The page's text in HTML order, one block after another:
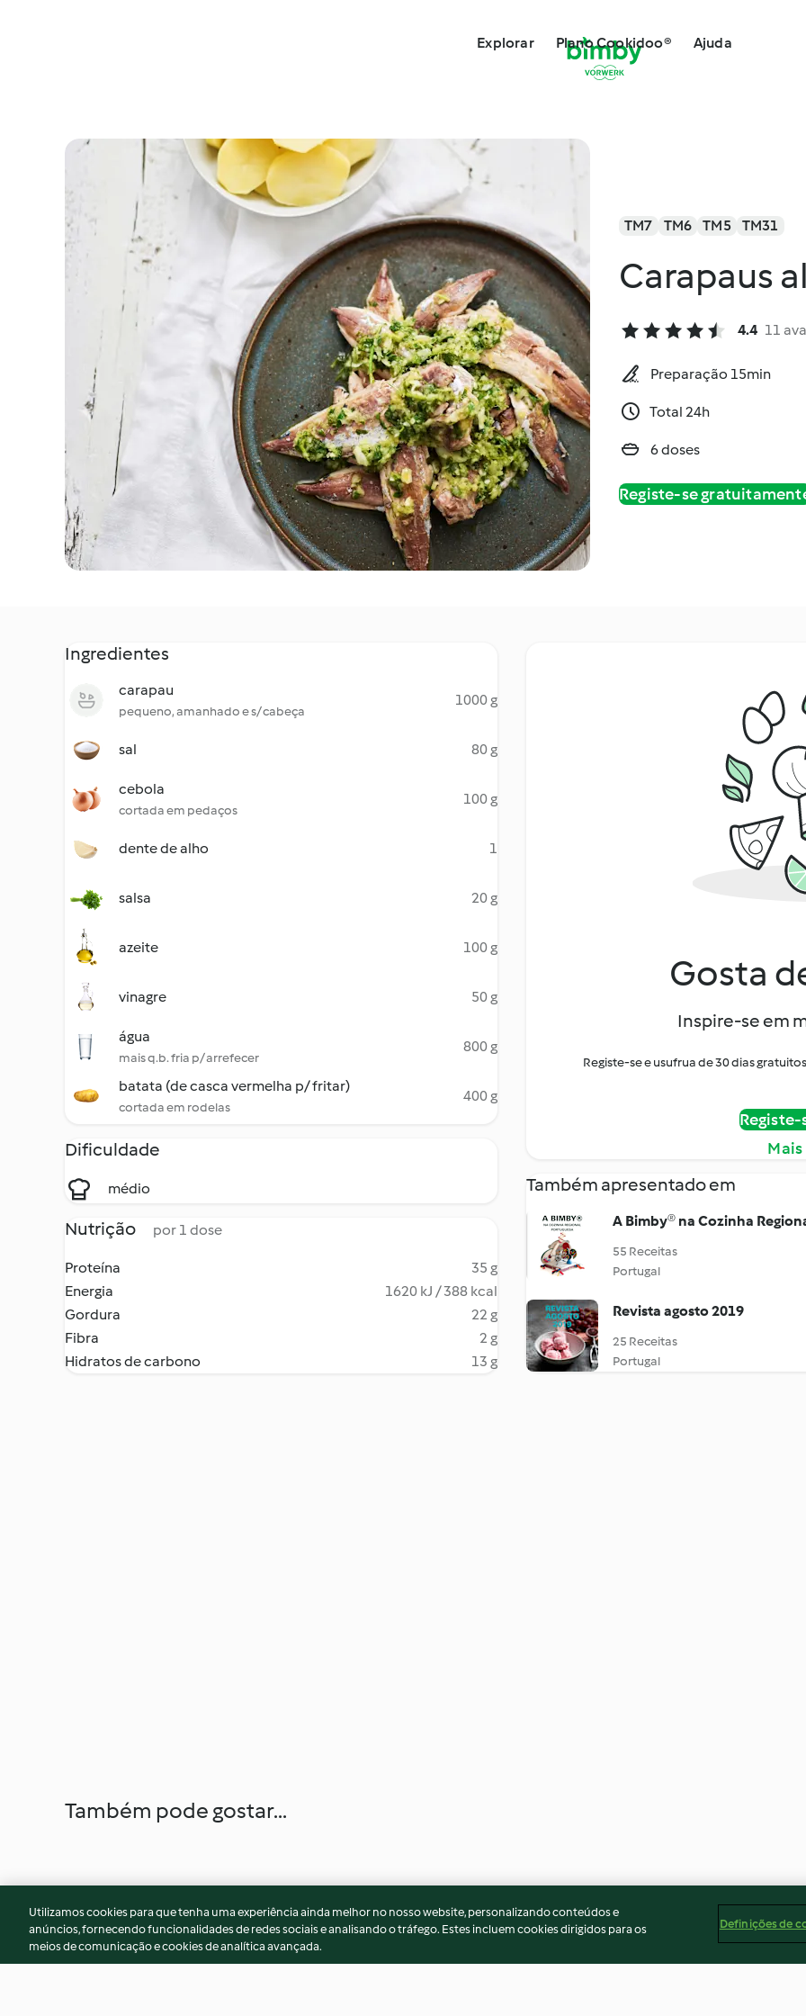
Explorar Plano Cookidoo® Ajuda
TM7 TM6 TM5 TM31
Carapaus
4.4 11
Preparação 15min
Total 24h
6 doses
Registe-se
Ingredientes
carapau
pequeno, amanhado e s/ cabeça
1000 g
sal 80 g
cebola
cortada em pedaços
100 g
dente de alho 1
salsa 20 g
azeite 100 g
vinagre 50 g
água
mais q.b. fria p/ arrefecer
800 g
batata (de casca vermelha p/ fritar)
cortada em rodelas
400 g
Dificuldade
médio
Nutrição por 1 dose
Proteína
35 g
Energia
1620 kJ / 388 kcal
Gordura
22 g
Fibra
2 g
Hidratos de carbono
13 g
Gosta
Inspire-se em
Registe-se e usufrua de 30 dias
Também apresentado em
A Bimby® na Cozinha
55 Receitas
Portugal
Revista agosto 2019
25 Receitas
Portugal
Também pode gostar...
Utilizamos cookies para que tenha uma experiência ainda melhor no nosso website, personalizando conteúdos e
anúncios, fornecendo funcionalidades de redes sociais e analisando o tráfego. Estes incluem cookies dirigidos para os
meios de comunicação e cookies de analítica avançada.
Definições de